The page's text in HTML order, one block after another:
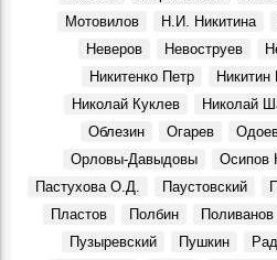
3 августа 1970 г. Совет
События, 3 Августа 1970
На земле, где родился Ленин
События, 6 Августа 1970
Мотовилов
Н.И. Никитина
Неверов
Невоструев
Никитенко Петр
Никитин
Николай Куклев
Николай
Облезин
Огарев
Орловы-Давыдовы
Осипов
Пастухова О.Д.
Паустовский
Пластов
Полбин Поливанов
Пузыревский
Пушкин